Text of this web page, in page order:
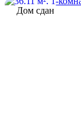
Дом сдан